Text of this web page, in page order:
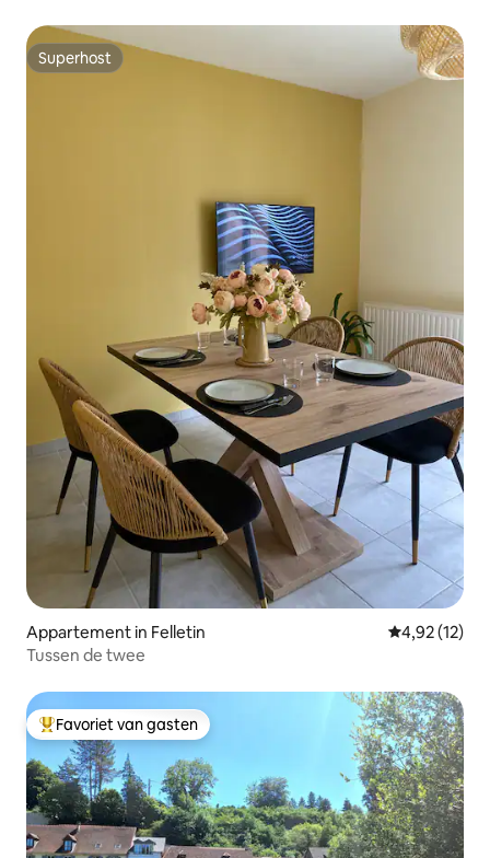
Superhost
Superhost
Appartement in Felletin Gemiddelde
4,92 (12)
Tussen de twee
Topfavoriet van gasten
Favoriet van gasten